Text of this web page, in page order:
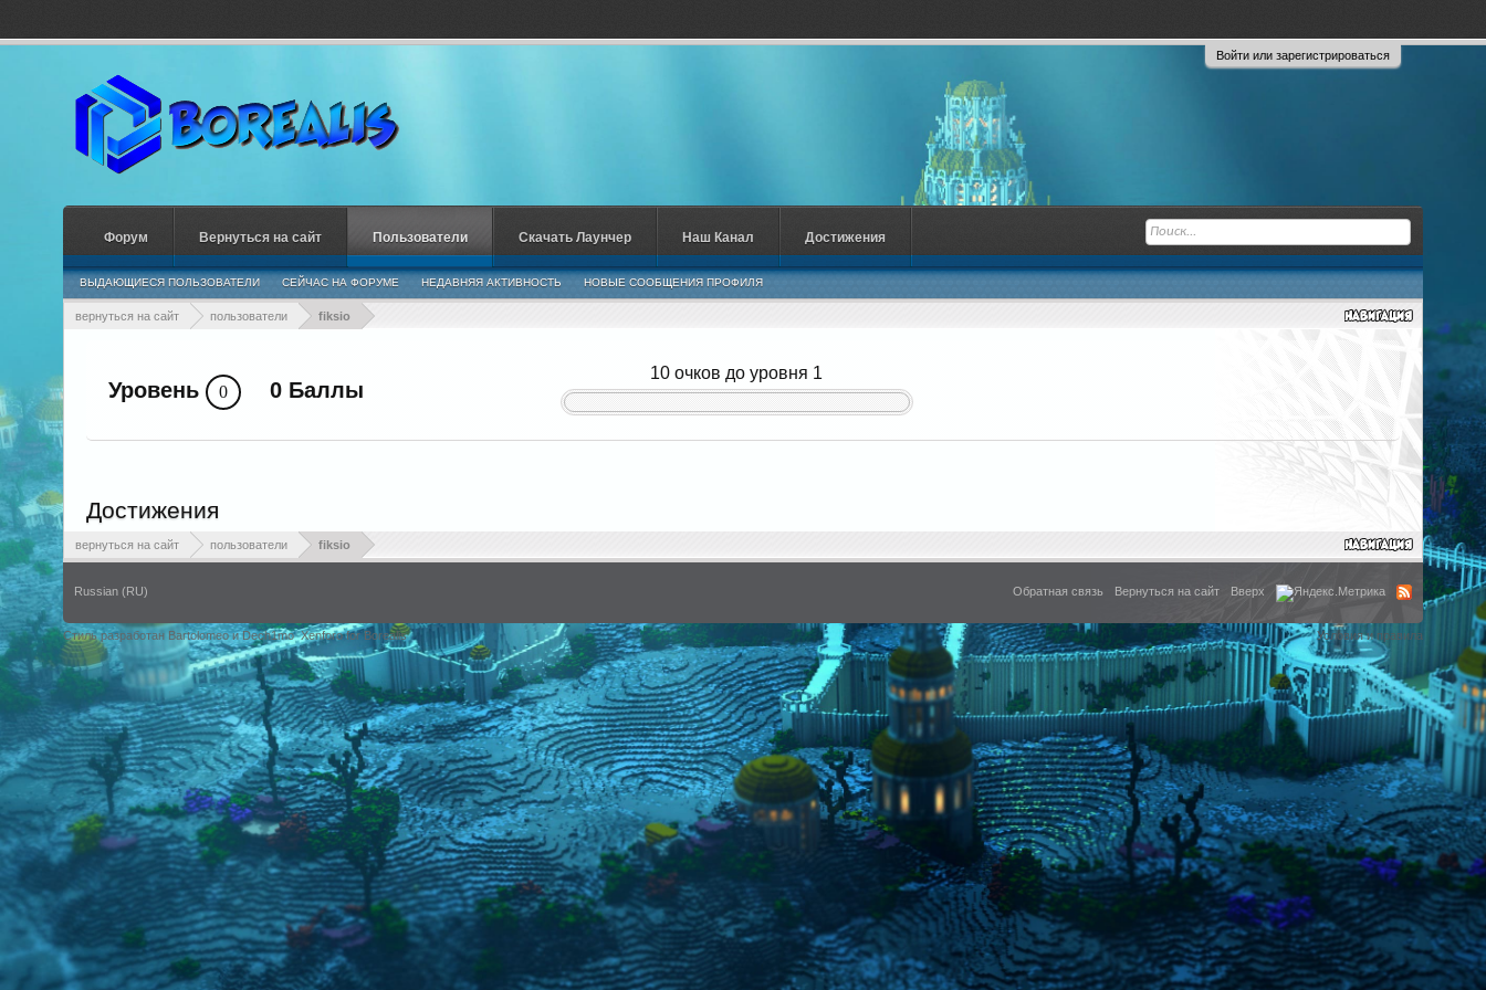
Войти или зарегистрироваться
вернуться на сайт пользователи fiksio
Уровень 0 0 Баллы
10 очков до уровня 1
Достижения
вернуться на сайт пользователи fiksio
Форум Вернуться на сайт Пользователи
ВЫДАЮЩИЕСЯ ПОЛЬЗОВАТЕЛИ СЕЙЧАС НА ФОРУМЕ НЕДАВНЯЯ АКТИВНОСТЬ НОВЫЕ СООБЩЕНИЯ ПРОФИЛЯ
Скачать Лаунчер Наш Канал Достижения
Russian (RU) Обратная связь Вернуться на сайт Вверх
Стиль разработан Bartolomeo и Dech1moXenforo for Borealis Условия и правила